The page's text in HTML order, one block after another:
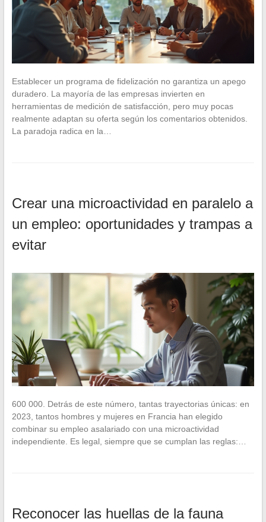
Establecer un programa de fidelización no garantiza un apego
duradero. La mayoría de las empresas invierten en
herramientas de medición de satisfacción, pero muy pocas
realmente adaptan su oferta según los comentarios obtenidos.
La paradoja radica en la…
Crear una microactividad en paralelo a
un empleo: oportunidades y trampas a
evitar
600 000. Detrás de este número, tantas trayectorias únicas: en
2023, tantos hombres y mujeres en Francia han elegido
combinar su empleo asalariado con una microactividad
independiente. Es legal, siempre que se cumplan las reglas:…
Reconocer las huellas de la fauna